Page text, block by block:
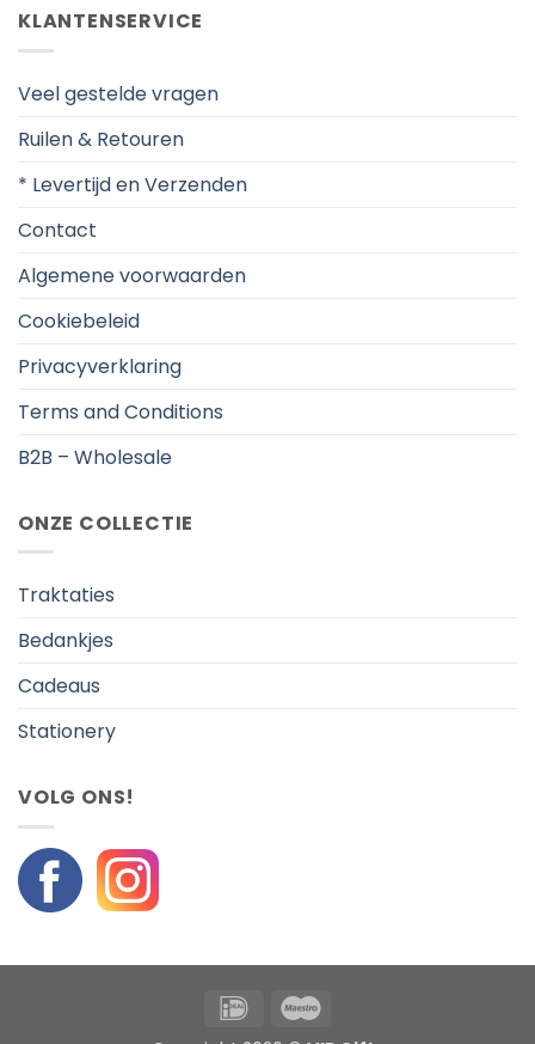
KLANTENSERVICE
Veel gestelde vragen
Ruilen & Retouren
* Levertijd en Verzenden
Contact
Algemene voorwaarden
Cookiebeleid
Privacyverklaring
Terms and Conditions
B2B – Wholesale
ONZE COLLECTIE
Traktaties
Bedankjes
Cadeaus
Stationery
VOLG ONS!
IDeal